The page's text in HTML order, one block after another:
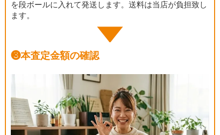
を段ボールに入れて発送します。送料は当店が負担致し
ます。
❸本査定金額の確認